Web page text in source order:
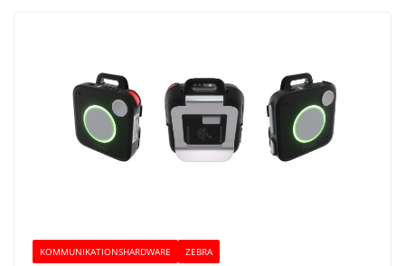
KOMMUNIKATIONSHARDWARE ZEBRA